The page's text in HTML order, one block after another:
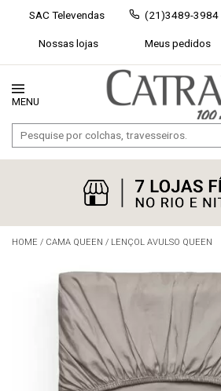
SAC Televendas (21)3489-3984
Nossas lojas
Meus pedidos
Exibir todos
HOME / CAMA QUEEN / LENÇOL AVULSO QUEEN